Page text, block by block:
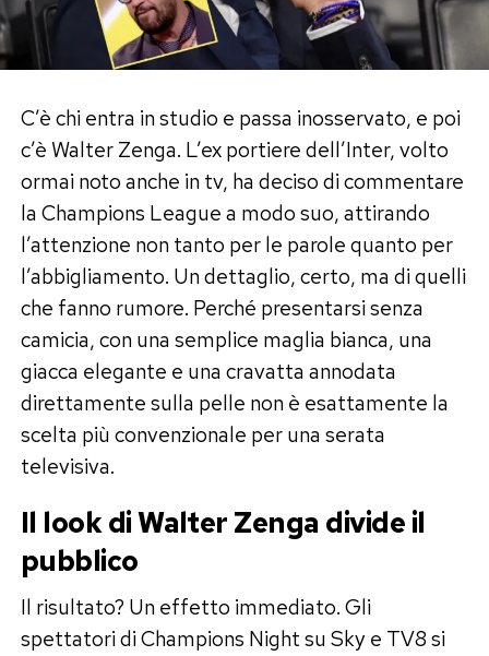
C’è chi entra in studio e passa inosservato, e poi
c’è Walter Zenga. L’ex portiere dell’Inter, volto
ormai noto anche in tv, ha deciso di commentare
la Champions League a modo suo, attirando
l’attenzione non tanto per le parole quanto per
l’abbigliamento. Un dettaglio, certo, ma di quelli
che fanno rumore. Perché presentarsi senza
camicia, con una semplice maglia bianca, una
giacca elegante e una cravatta annodata
direttamente sulla pelle non è esattamente la
scelta più convenzionale per una serata
televisiva.
Il look di Walter Zenga divide il
pubblico
Il risultato? Un effetto immediato. Gli
spettatori di Champions Night su Sky e TV8 si